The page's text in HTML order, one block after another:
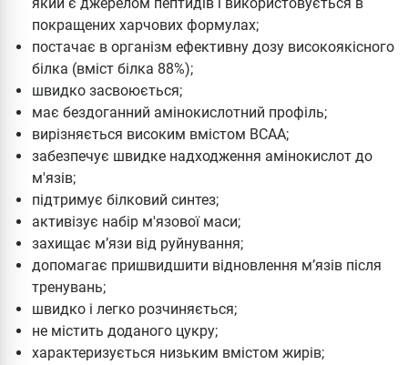
який є джерелом пептидів і використовується в
покращених харчових формулах;
постачає в організм ефективну дозу високоякісного
білка (вміст білка 88%);
швидко засвоюється;
має бездоганний амінокислотний профіль;
вирізняється високим вмістом BCAA;
забезпечує швидке надходження амінокислот до
м'язів;
підтримує білковий синтез;
активізує набір м'язової маси;
захищає м’язи від руйнування;
допомагає пришвидшити відновлення м’язів після
тренувань;
швидко і легко розчиняється;
не містить доданого цукру;
характеризується низьким вмістом жирів;